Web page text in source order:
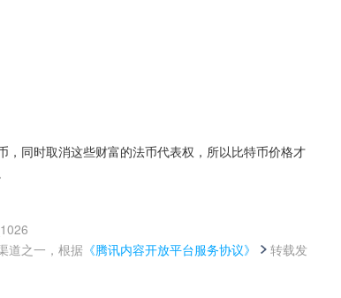
同时取消这些财富的法币代表权，所以比特币价格才
道之一，根据 《腾讯内容开放平台服务协议》
转载发